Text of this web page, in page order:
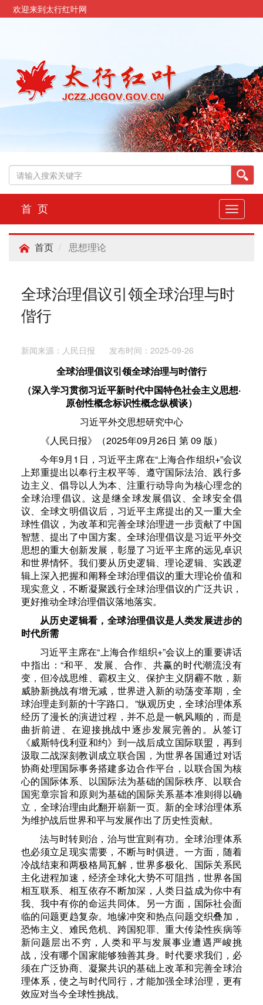
欢迎来到太行红叶网
切
换
导
首 页
首页 思想理论
全球治理倡议引领全球治理与时
偕行
新闻来源：人民日报 发布时间：2025-09-26
全球治理倡议引领全球治理与时偕行
（深入学习贯彻习近平新时代中国特色社会主义思想·
原创性概念标识性概念纵横谈）
习近平外交思想研究中心
《人民日报》（2025年09月26日 第 09 版）
今年9月1日，习近平主席在“上海合作组织+”会议
上郑重提出以奉行主权平等、遵守国际法治、践行多
边主义、倡导以人为本、注重行动导向为核心理念的
全球治理倡议。这是继全球发展倡议、全球安全倡
议、全球文明倡议后，习近平主席提出的又一重大全
球性倡议，为改革和完善全球治理进一步贡献了中国
智慧、提出了中国方案。全球治理倡议是习近平外交
思想的重大创新发展，彰显了习近平主席的远见卓识
和世界情怀。我们要从历史逻辑、理论逻辑、实践逻
辑上深入把握和阐释全球治理倡议的重大理论价值和
现实意义，不断凝聚践行全球治理倡议的广泛共识，
更好推动全球治理倡议落地落实。
从历史逻辑看，全球治理倡议是人类发展进步的
时代所需
习近平主席在“上海合作组织+”会议上的重要讲话
中指出：“和平、发展、合作、共赢的时代潮流没有
变，但冷战思维、霸权主义、保护主义阴霾不散，新
威胁新挑战有增无减，世界进入新的动荡变革期，全
球治理走到新的十字路口。”纵观历史，全球治理体系
经历了漫长的演进过程，并不总是一帆风顺的，而是
曲折前进、在迎接挑战中逐步发展完善的。从签订
《威斯特伐利亚和约》到一战后成立国际联盟，再到
汲取二战深刻教训成立联合国，为世界各国通过对话
协商处理国际事务搭建多边合作平台，以联合国为核
心的国际体系、以国际法为基础的国际秩序、以联合
国宪章宗旨和原则为基础的国际关系基本准则得以确
立，全球治理由此翻开崭新一页。新的全球治理体系
为维护战后世界和平与发展作出了历史性贡献。
法与时转则治，治与世宜则有功。全球治理体系
也必须立足现实需要，不断与时俱进。一方面，随着
冷战结束和两极格局瓦解，世界多极化、国际关系民
主化进程加速，经济全球化大势不可阻挡，世界各国
相互联系、相互依存不断加深，人类日益成为你中有
我、我中有你的命运共同体。另一方面，国际社会面
临的问题更趋复杂。地缘冲突和热点问题交织叠加，
恐怖主义、难民危机、跨国犯罪、重大传染性疾病等
新问题层出不穷，人类和平与发展事业遭遇严峻挑
战，没有哪个国家能够独善其身。时代要求我们，必
须在广泛协商、凝聚共识的基础上改革和完善全球治
理体系，使之与时代同行，才能加强全球治理，更有
效应对当今全球性挑战。